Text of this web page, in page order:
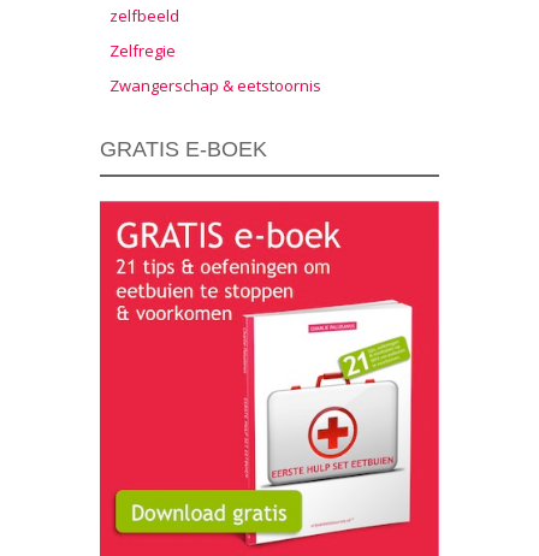
zelfbeeld
Zelfregie
Zwangerschap & eetstoornis
GRATIS E-BOEK